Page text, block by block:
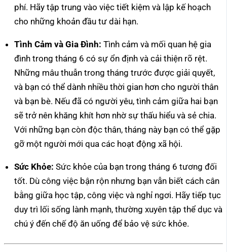
phí. Hãy tập trung vào việc tiết kiệm và lập kế hoạch
cho những khoản đầu tư dài hạn.
Tình Cảm và Gia Đình: Tình cảm và mối quan hệ gia
đình trong tháng 6 có sự ổn định và cải thiện rõ rệt.
Những mâu thuẫn trong tháng trước được giải quyết,
và bạn có thể dành nhiều thời gian hơn cho người thân
và bạn bè. Nếu đã có người yêu, tình cảm giữa hai bạn
sẽ trở nên khăng khít hơn nhờ sự thấu hiểu và sẻ chia.
Với những bạn còn độc thân, tháng này bạn có thể gặp
gỡ một người mới qua các hoạt động xã hội.
Sức Khỏe: Sức khỏe của bạn trong tháng 6 tương đối
tốt. Dù công việc bận rộn nhưng bạn vẫn biết cách cân
bằng giữa học tập, công việc và nghỉ ngơi. Hãy tiếp tục
duy trì lối sống lành mạnh, thường xuyên tập thể dục và
chú ý đến chế độ ăn uống để bảo vệ sức khỏe.